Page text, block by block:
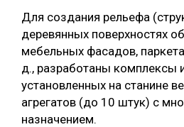
Для создания рельефа
деревянных поверхностях
мебельных фасадов,
д., разработаны комплексы
установленных на станине
агрегатов (до 10 штук) с
назначением.